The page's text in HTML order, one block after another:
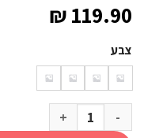
₪119.90
צבע
כמות של כובע Outdoor Sahara